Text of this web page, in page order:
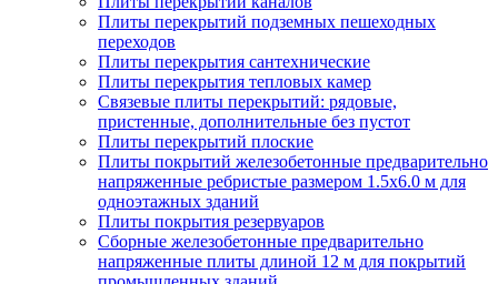
Плиты перекрытий подземных пешеходных
переходов
Плиты перекрытия сантехнические
Плиты перекрытия тепловых камер
Связевые плиты перекрытий: рядовые,
пристенные, дополнительные без пустот
Плиты перекрытий плоские
Плиты покрытий железобетонные предварительно
напряженные ребристые размером 1.5х6.0 м для
одноэтажных зданий
Плиты покрытия резервуаров
Сборные железобетонные предварительно
напряженные плиты длиной 12 м для покрытий